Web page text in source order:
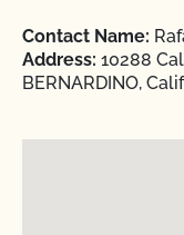
Contact Name:
Address: 10288
BERNARDINO,